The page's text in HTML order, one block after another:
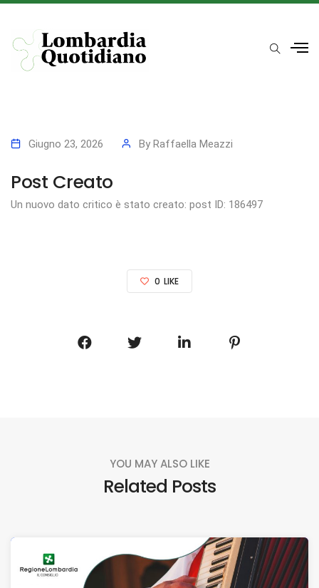
Giugno 23, 2026 By Raffaella Meazzi
Post Creato
Un nuovo dato critico è stato creato: post ID: 186497
0 LIKE
YOU MAY ALSO LIKE
Related Posts